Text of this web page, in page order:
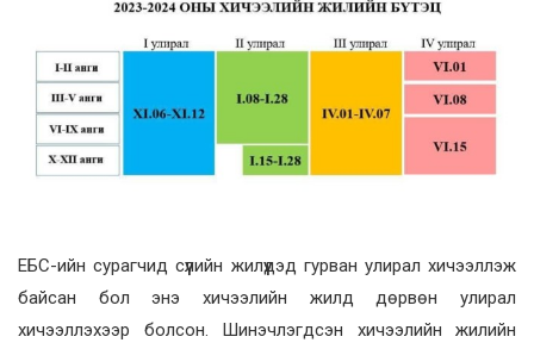
ЕБС-ийн сурагчид сүүлийн жилүүдэд гурван улирал хичээллэж
байсан бол энэ хичээлийн жилд дөрвөн улирал
хичээллэхээр болсон. Шинэчлэгдсэн хичээлийн жилийн